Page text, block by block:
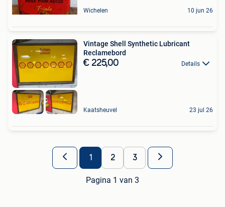
Wichelen 10 jun 26
Vintage Shell Synthetic Lubricant
Reclamebord
€ 225,00 Details
Kaatsheuvel 23 jul 26
1 2 3
Pagina 1 van 3